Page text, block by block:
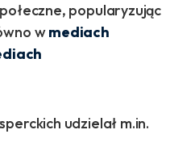
popularyzując
wmediach
udzielał m.in.